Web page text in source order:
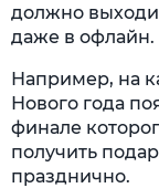
должно
даже в офлайн.
Например, на
Нового года
финале
получить
празднично.